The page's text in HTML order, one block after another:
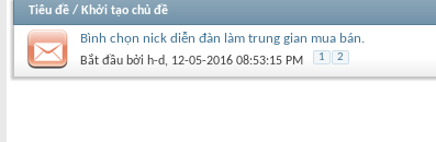
Tiêu đề / Khởi tạo chủ đề
Bình chọn nick diễn đàn làm trung gian mua bán.
Bắt đầu bởi h-d‎, 12-05-2016 08:53:15 PM 1 2